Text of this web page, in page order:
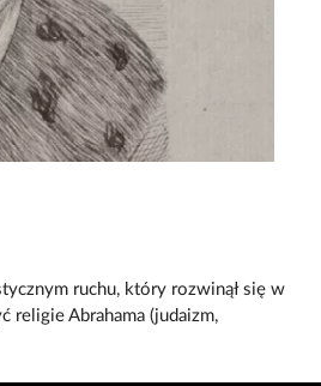
ruchu, który rozwinął się w
religie Abrahama (judaizm,